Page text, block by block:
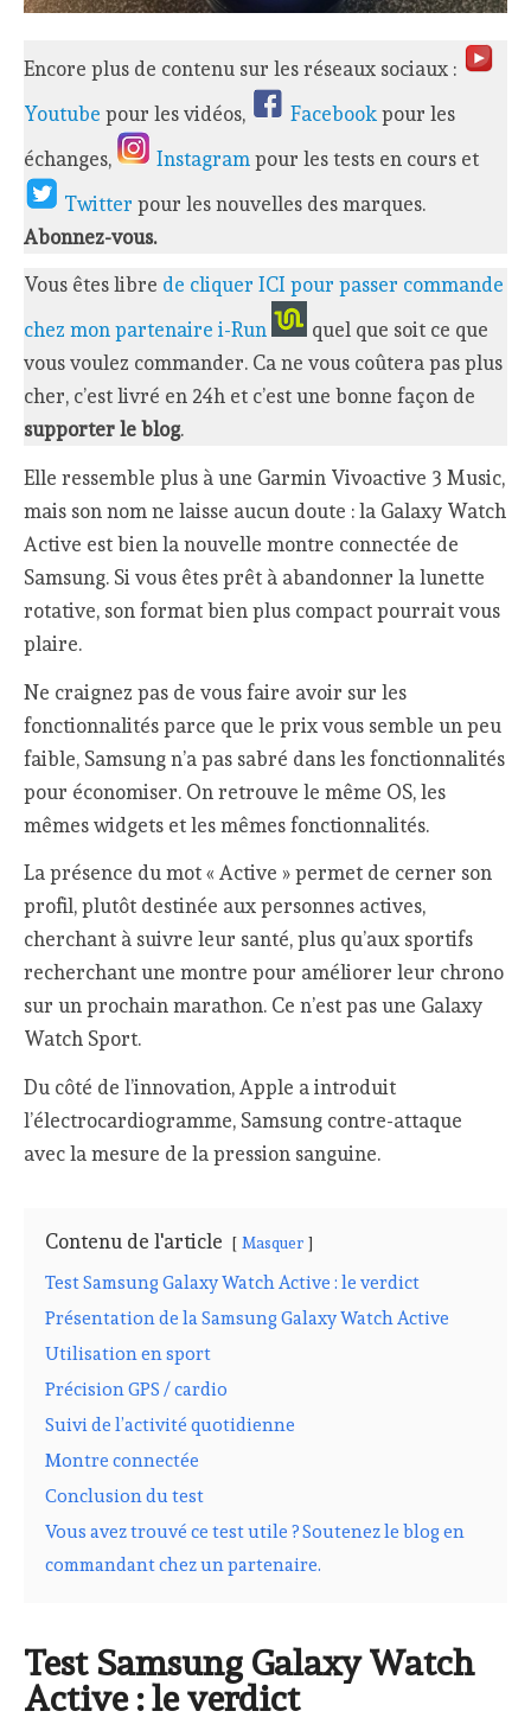
Encore plus de contenu sur les réseaux sociaux :
Youtube pour les vidéos, Facebookpour les
échanges,
Instagrampour les tests en cours et
Twitterpour les nouvelles des marques.
Abonnez-vous.
Vous êtes libre de cliquer ICI pour passer commande
chez mon partenaire i-Run
quel que soit ce que
vous voulez commander. Ca ne vous coûtera pas plus
cher, c’est livré en 24h et c’est une bonne façon de
supporter le blog.
Elle ressemble plus à une Garmin Vivoactive 3 Music,
mais son nom ne laisse aucun doute : la Galaxy Watch
Active est bien la nouvelle montre connectée de
Samsung. Si vous êtes prêt à abandonner la lunette
rotative, son format bien plus compact pourrait vous
plaire.
Ne craignez pas de vous faire avoir sur les
fonctionnalités parce que le prix vous semble un peu
faible, Samsung n’a pas sabré dans les fonctionnalités
pour économiser. On retrouve le même OS, les
mêmes widgets et les mêmes fonctionnalités.
La présence du mot « Active » permet de cerner son
profil, plutôt destinée aux personnes actives,
cherchant à suivre leur santé, plus qu’aux sportifs
recherchant une montre pour améliorer leur chrono
sur un prochain marathon. Ce n’est pas une Galaxy
Watch Sport.
Du côté de l’innovation, Apple a introduit
l’électrocardiogramme, Samsung contre-attaque
avec la mesure de la pression sanguine.
Contenu de l'article Masquer
Test Samsung Galaxy Watch Active : le verdict
Présentation de la Samsung Galaxy Watch Active
Utilisation en sport
Précision GPS / cardio
Suivi de l’activité quotidienne
Montre connectée
Conclusion du test
Vous avez trouvé ce test utile ? Soutenez le blog en
commandant chez un partenaire.
Test Samsung Galaxy Watch
Active : le verdict